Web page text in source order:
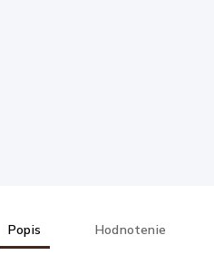
Popis Hodnotenie